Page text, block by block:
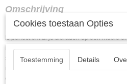
EAN code
8720687125866
Omschrijving
Hoe leuk is dit glazen sieradendoosje met
is perfect om al je sieraden op een mooie
bergen. Daarnaast kunt u het
sieraden op een leuke manier te
is gemaakt van koper en glas en heeft de
om je oorbellen in bijvoorbeeld een
Cookies toestaan Opties
Toestemming Details